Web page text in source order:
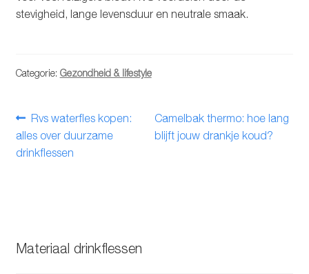
stevigheid, lange levensduur en neutrale smaak.
Categorie: Gezondheid & lifestyle
Bericht
navigatie
Vorig
bericht:
Rvs waterfles kopen:
alles over duurzame
drinkflessen
Volgend
bericht:
Camelbak thermo: hoe lang
blijft jouw drankje koud?
Materiaal drinkflessen